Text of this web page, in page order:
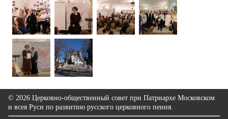
© 2026 Церковно-общественный совет при Патриархе Московском
и всея Руси по развитию русского церковного пения.